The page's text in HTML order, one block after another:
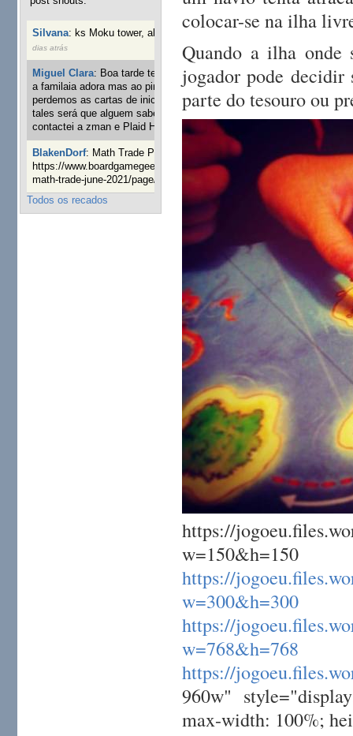
Silvana: ks Moku tower, alguém interessado?
dias atrás
Miguel Clara: Boa tarde tenho jogo Mice and mistics que
a familaia adora mas ao pintarmos as miniaturas
perdemos as cartas de iniciaticva da expanção downood
tales será que alguem sabe onde adquirir as cartas já
contactei a zman e Plaid Hat e nada
1 ano 8 semanas atrás
BlakenDorf: Math Trade Portuguesa a decorrer. Aqui:
https://www.boardgamegeek.com/geeklist/286035/portugal-
math-trade-june-2021/page/1
1 ano 9 semanas atrás
Todos os recados
colocar-se na ilha
Quando a ilha onde
jogador pode
parte do tesouro ou
https://
https://
w=300&h=300
https://
w=768&h=768
https://
960w"
max-width: 100%;